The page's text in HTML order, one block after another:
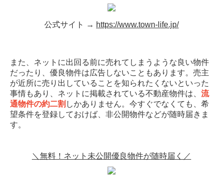
公式サイト → https://www.town-life.jp/
また、ネットに出回る前に売れてしまうような良い物件
だったり、優良物件は広告しないこともあります。売主
が近所に売り出していることを知られたくないといった
事情もあり、ネットに掲載されている不動産物件は、 流
通物件の約二割 しかありません。今すぐでなくても、希
望条件を登録しておけば、非公開物件などが随時届きま
す。
＼無料！ネット未公開優良物件が随時届く／